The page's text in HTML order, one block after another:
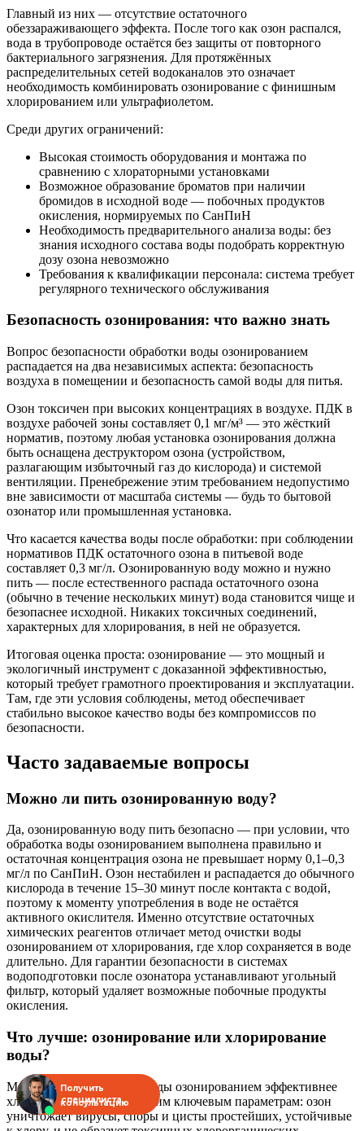
Главный из них — отсутствие остаточного
обеззараживающего эффекта. После того как озон распался,
вода в трубопроводе остаётся без защиты от повторного
бактериального загрязнения. Для протяжённых
распределительных сетей водоканалов это означает
необходимость комбинировать озонирование с финишным
хлорированием или ультрафиолетом.
Среди других ограничений:
Высокая стоимость оборудования и монтажа по
сравнению с хлораторными установками
Возможное образование броматов при наличии
бромидов в исходной воде — побочных продуктов
окисления, нормируемых по СанПиН
Необходимость предварительного анализа воды: без
знания исходного состава воды подобрать корректную
дозу озона невозможно
Требования к квалификации персонала: система требует
регулярного технического обслуживания
Безопасность озонирования: что важно знать
Вопрос безопасности обработки воды озонированием
распадается на два независимых аспекта: безопасность
воздуха в помещении и безопасность самой воды для питья.
Озон токсичен при высоких концентрациях в воздухе. ПДК в
воздухе рабочей зоны составляет 0,1 мг/м³ — это жёсткий
норматив, поэтому любая установка озонирования должна
быть оснащена деструктором озона (устройством,
разлагающим избыточный газ до кислорода) и системой
вентиляции. Пренебрежение этим требованием недопустимо
вне зависимости от масштаба системы — будь то бытовой
озонатор или промышленная установка.
Что касается качества воды после обработки: при соблюдении
нормативов ПДК остаточного озона в питьевой воде
составляет 0,3 мг/л. Озонированную воду можно и нужно
пить — после естественного распада остаточного озона
(обычно в течение нескольких минут) вода становится чище и
безопаснее исходной. Никаких токсичных соединений,
характерных для хлорирования, в ней не образуется.
Итоговая оценка проста: озонирование — это мощный и
экологичный инструмент с доказанной эффективностью,
который требует грамотного проектирования и эксплуатации.
Там, где эти условия соблюдены, метод обеспечивает
стабильно высокое качество воды без компромиссов по
безопасности.
Часто задаваемые вопросы
Можно ли пить озонированную воду?
Да, озонированную воду пить безопасно — при условии, что
обработка воды озонированием выполнена правильно и
остаточная концентрация озона не превышает норму 0,1–0,3
мг/л по СанПиН. Озон нестабилен и распадается до обычного
кислорода в течение 15–30 минут после контакта с водой,
поэтому к моменту употребления в воде не остаётся
активного окислителя. Именно отсутствие остаточных
химических реагентов отличает метод очистки воды
озонированием от хлорирования, где хлор сохраняется в воде
длительно. Для гарантии безопасности в системах
водоподготовки после озонатора устанавливают угольный
фильтр, который удаляет возможные побочные продукты
окисления.
Что лучше: озонирование или хлорирование
воды?
Метод обеззараживания воды озонированием эффективнее
хлорирования по нескольким ключевым параметрам: озон
уничтожает вирусы, споры и цисты простейших, устойчивые
Получить
консультацию
специалиста